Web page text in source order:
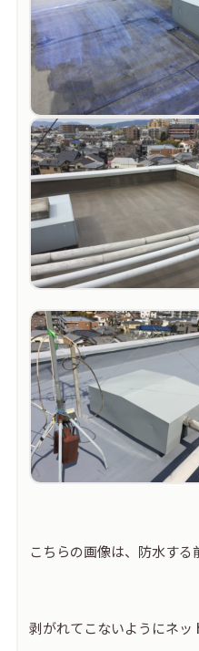
こちらの画像は、防水す
剥がれてこないようにネッ